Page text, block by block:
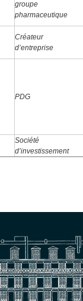
groupe
pharmaceutique
Créateur
d’entreprise
PDG
Société
d’investissement